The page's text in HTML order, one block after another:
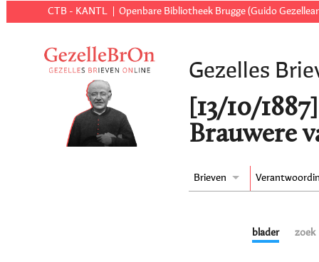
CTB - KANTL Openbare Bibliotheek Brugge (Guido
Gezelles
[13/10/
Brauwere
Brieven
blader zoek